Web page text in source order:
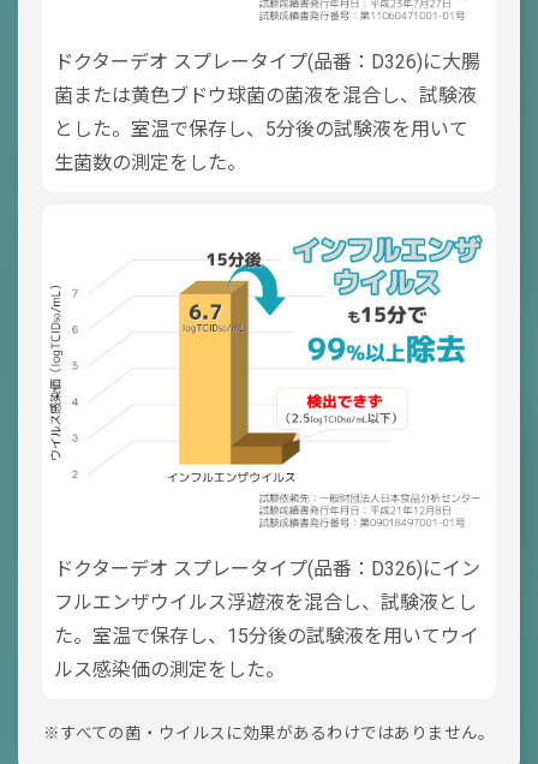
ドクターデオ スプレータイプ(品番：D326)に大腸
菌または黄色ブドウ球菌の菌液を混合し、試験液
とした。室温で保存し、5分後の試験液を用いて
生菌数の測定をした。
ドクターデオ スプレータイプ(品番：D326)にイン
フルエンザウイルス浮遊液を混合し、試験液とし
た。室温で保存し、15分後の試験液を用いてウイ
ルス感染価の測定をした。
※すべての菌・ウイルスに効果があるわけではありません。